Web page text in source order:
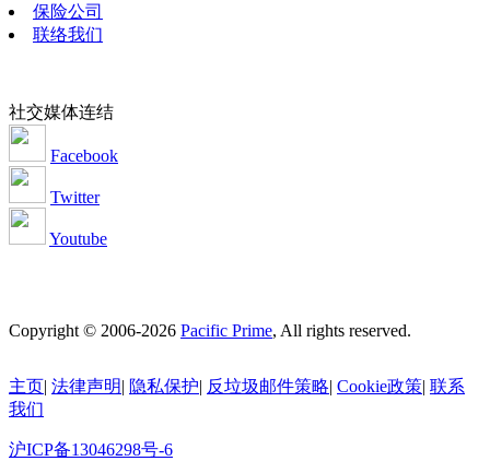
保险公司
联络我们
社交媒体连结
Facebook
Twitter
Youtube
Copyright © 2006-2026 Pacific Prime, All rights reserved.
主页| 法律声明| 隐私保护| 反垃圾邮件策略| Cookie政策| 联系
我们
沪ICP备13046298号-6